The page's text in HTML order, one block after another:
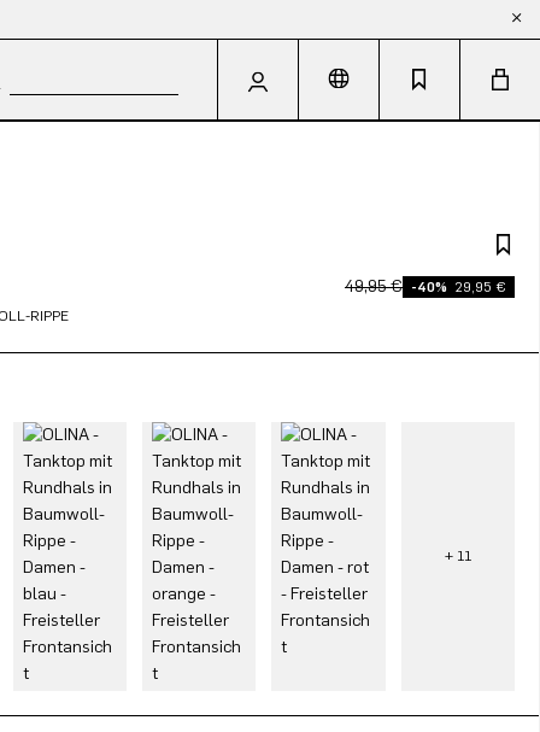
RIPPE
49,95 € -40% 29,95 €